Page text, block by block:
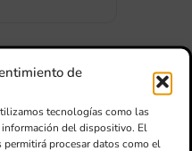
de
tecnologías como las
información del dispositivo. El
procesar datos como el
Calendar